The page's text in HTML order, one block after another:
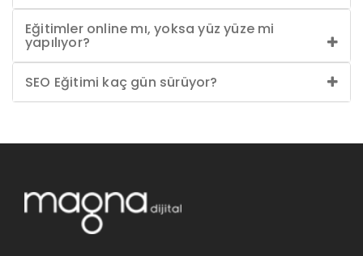
Eğitimler online mı, yoksa yüz yüze mi
yapılıyor?
SEO Eğitimi kaç gün sürüyor?